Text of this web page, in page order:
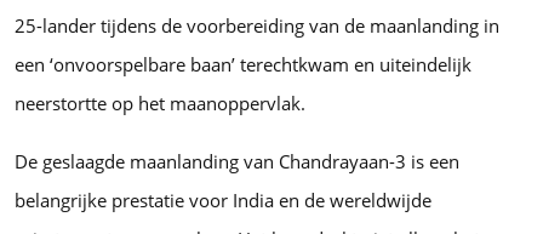
25-lander tijdens de voorbereiding van de maanlanding in
een ‘onvoorspelbare baan’ terechtkwam en uiteindelijk
neerstortte op het maanoppervlak.
De geslaagde maanlanding van Chandrayaan-3 is een
belangrijke prestatie voor India en de wereldwijde